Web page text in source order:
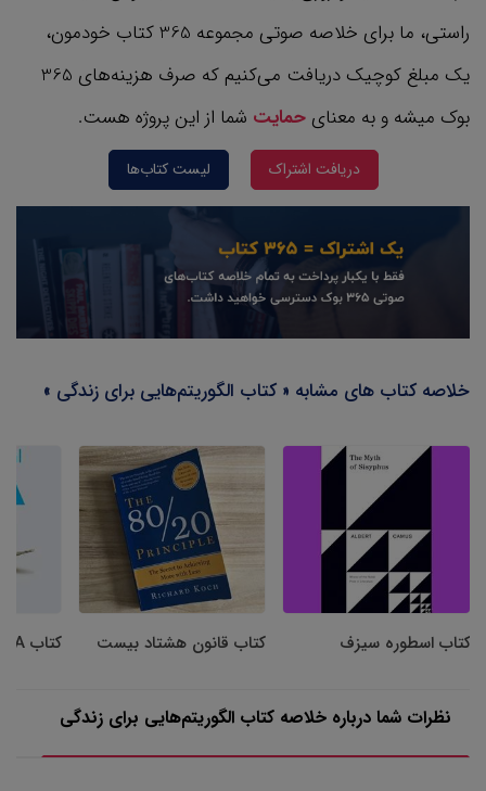
راستی، ما برای خلاصه صوتی مجموعه 365 کتاب‌ خودمون،
یک مبلغ کوچیک دریافت می‌کنیم که صرف هزینه‌های 365
بوک میشه و به معنای حمایت شما از این پروژه هست.
دریافت اشتراک لیست کتاب‌ها
خلاصه کتاب های مشابه « کتاب الگوریتم‌هایی برای زندگی »
کتاب اسطوره سیزف کتاب قانون هشتاد بیست کتاب MBA شخصی
نظرات شما درباره خلاصه کتاب الگوریتم‌هایی برای زندگی